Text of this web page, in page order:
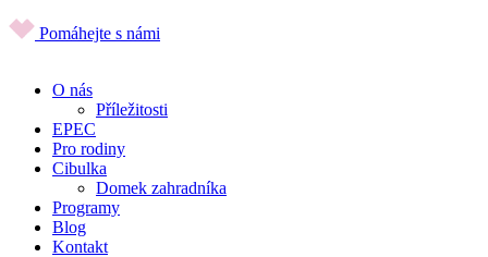
Pomáhejte s námi
O nás
Příležitosti
EPEC
Pro rodiny
Cibulka
Domek zahradníka
Programy
Blog
Kontakt